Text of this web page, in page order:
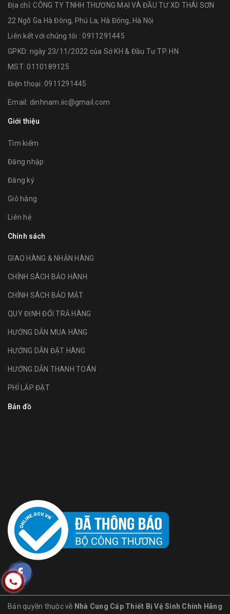
Địa chỉ:CÔNG TY TNHH THƯƠNG MẠI VÀ ĐẦU TƯ XD THÁI SƠN
22 Ngõ Ga Hà Đông, Phú La, Hà Đông, Hà Nội
Liên kết với chúng tôi : 0911291445
GPKD: ngày 23/11/2022 của Sở KH & Đầu Tư TP. HN
MST: 0110189125
Điện thoại: 0911291445
Email: dinhnam.iic@gmail.com
Giới thiệu
Tìm kiếm
Đăng nhập
Đăng ký
Giỏ hàng
Liên hệ
Chính sách
GIAO HÀNG & NHẬN HÀNG
CHÍNH SÁCH BẢO HÀNH
CHÍNH SÁCH BẢO MẬT
QUY ĐỊNH ĐỔI TRẢ HÀNG
HƯỚNG DẪN MUA HÀNG
HƯỚNG DẪN ĐẶT HÀNG
HƯỚNG DẪN THANH TOÁN
PHÍ LẮP ĐẶT
Bản đồ
Bản quyền thuộc về Nhà Cung Cấp Thiết Bị Vệ Sinh Chính Hãng